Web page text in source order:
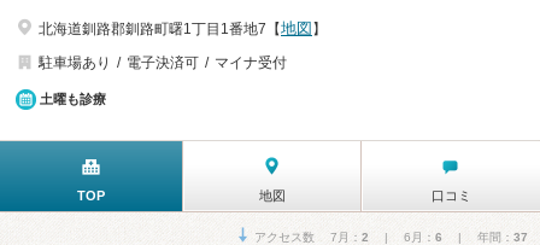
北海道釧路郡釧路町曙1丁目1番地7【地図 】
駐車場あり
電子決済可 マイナ受付
土曜も診療
TOP 地図 口コミ
アクセス数 7月： 2 | 6月： 6 | 年間： 37